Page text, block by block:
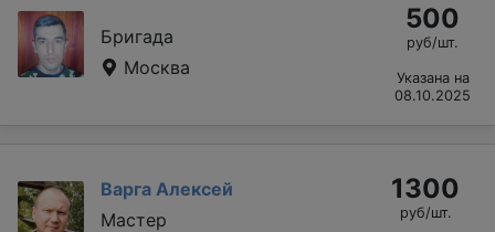
Бригада
Москва
500
руб/шт.
Указана на
08.10.2025
Варга Алексей
Мастер
1300
руб/шт.